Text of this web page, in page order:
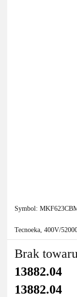
Symbol:
Tecnoeka, 400V/
Brak
13882.04
13882.04